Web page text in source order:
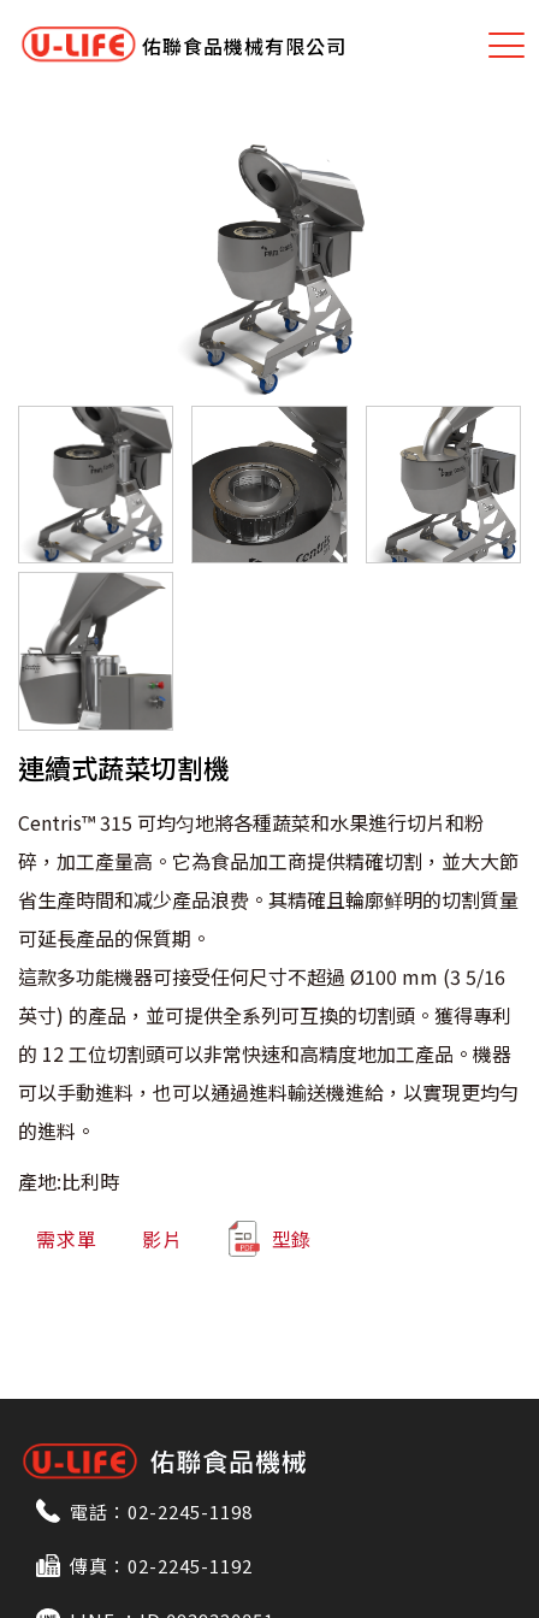
佑聯食品機械有限公司
連續式蔬菜切割機
Centris™ 315 可均匀地將各種蔬菜和水果進行切片和粉
碎，加工產量高。它為食品加工商提供精確切割，並大大節
省生產時間和减少產品浪费。其精確且輪廓鲜明的切割質量
可延長產品的保質期。
這款多功能機器可接受任何尺寸不超過 Ø100 mm (3 5/16
英寸) 的產品，並可提供全系列可互換的切割頭。獲得專利
的 12 工位切割頭可以非常快速和高精度地加工產品。機器
可以手動進料，也可以通過進料輸送機進給，以實現更均勻
的進料。
產地:比利時
需求單 影片 型錄
電話： 02-2245-1198
傳真：02-2245-1192